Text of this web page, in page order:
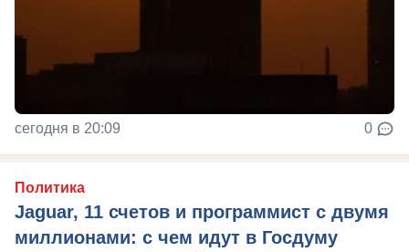
сегодня в 20:09 0
Политика
Jaguar, 11 счетов и программист с двумя
миллионами: с чем идут в Госдуму